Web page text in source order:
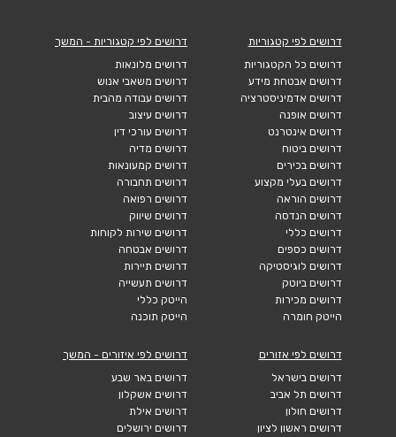
דרושים לפי קטגוריות
דרושים כל הקטגוריות
דרושים אבטחת מידע
דרושים אדמיניסטרציה
דרושים אופנה
דרושים אינטרנט
דרושים ביטוח
דרושים בכירים
דרושים בעלי מקצוע
דרושים הוראה
דרושים הנדסה
דרושים כללי
דרושים כספים
דרושים לוגיסטיקה
דרושים ביוטק
דרושים מכירות
הייטק חומרה
דרושים לפי קטגוריות - המשך
דרושים מלונאות
דרושים משאבי אנוש
דרושים עבודה מהבית
דרושים עיצוב
דרושים עורכי דין
דרושים מדיה
דרושים קמעונאות
דרושים תחבורה
דרושים רפואה
דרושים שיווק
דרושים שירות לקוחות
דרושים אבטחה
דרושים תיירות
דרושים תעשייה
הייטק כללי
הייטק תוכנה
דרושים לפי אזורים
דרושים בישראל
דרושים תל אביב
דרושים חולון
דרושים ראשון לציון
דרושים לפי איזורים - המשך
דרושים באר שבע
דרושים אשקלון
דרושים אילת
דרושים ירושלים